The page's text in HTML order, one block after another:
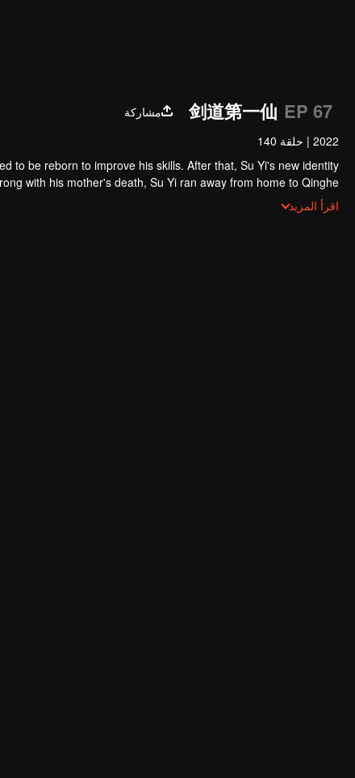
剑道第一仙 EP 67
مشاركة
2022
| حلقة 140
to be reborn to improve his skills. After that, Su Yi's new identity
to become a live-in son-in-law. A year later, he awakened the
memory of his previous life and began his rise.
اقرأ المزيد